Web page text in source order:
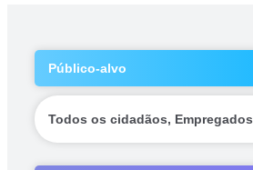
Público-alvo
Todos os cidadãos, Empregados